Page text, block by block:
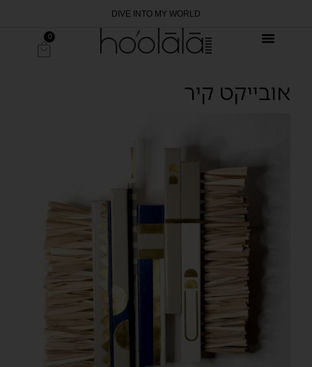
DIVE INTO MY WORLD
0
אובייקט קיר